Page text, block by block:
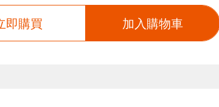
即購買 加入購物車